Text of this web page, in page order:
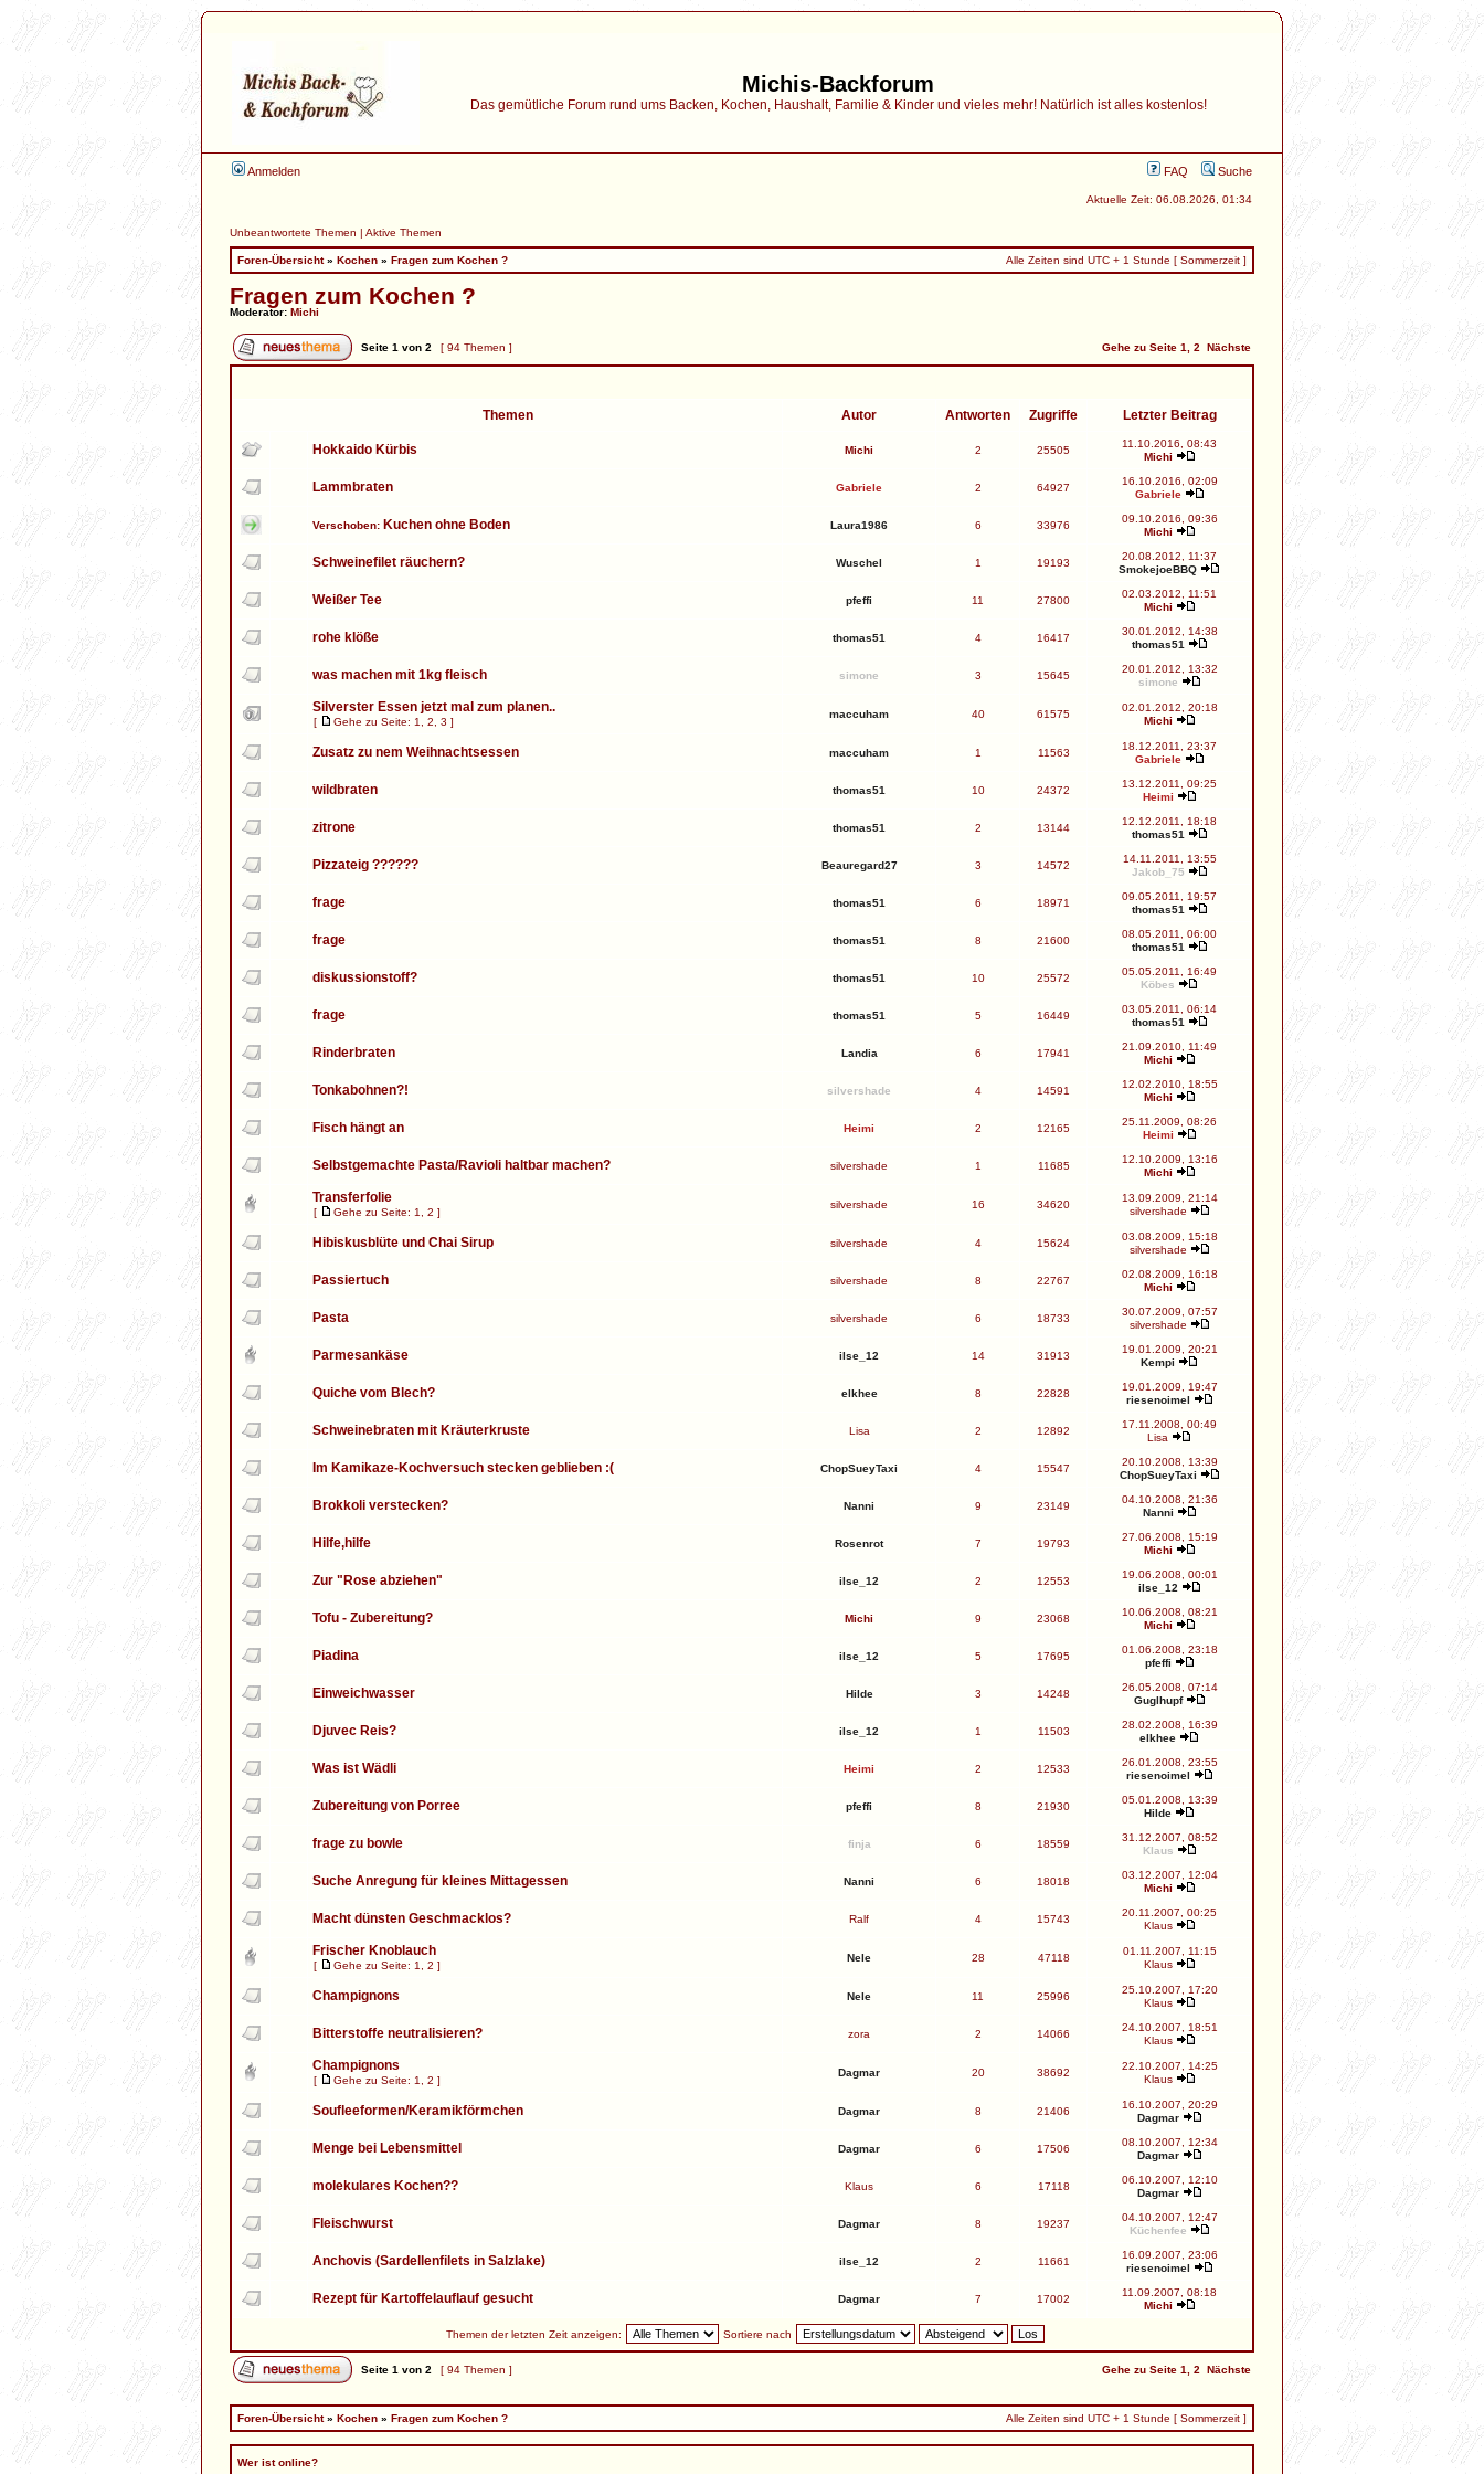
Michis-Backforum
Das gemütliche Forum rund ums Backen, Kochen, Haushalt, Familie & Kinder und vieles mehr! Natürlich ist alles kostenlos!
Anmelden FAQ Suche
Aktuelle Zeit: 06.08.2026, 01:34
Unbeantwortete Themen | Aktive Themen
Foren-Übersicht» Kochen » Fragen zum Kochen ? Alle Zeiten sind UTC + 1 Stunde [ Sommerzeit ]
Fragen zum Kochen ?
Moderator: Michi
Seite 1 von 2 [ 94 Themen ] Gehe zu Seite 1 2 Nächste
Themen Autor Antworten Zugriffe Letzter Beitrag
Hokkaido Kürbis Michi 2 25505
11.10.2016, 08:43
Michi
Lammbraten Gabriele 2 64927
16.10.2016, 02:09
Gabriele
Verschoben: Kuchen ohne Boden Laura1986 6 33976
09.10.2016, 09:36
Michi
Schweinefilet räuchern? Wuschel 1 19193
20.08.2012, 11:37
SmokejoeBBQ
Weißer Tee pfeffi 11 27800
02.03.2012, 11:51
Michi
rohe klöße thomas51 4 16417
30.01.2012, 14:38
thomas51
was machen mit 1kg fleisch simone 3 15645
20.01.2012, 13:32
simone
Silverster Essen jetzt mal zum planen..
[ Gehe zu Seite: 1 2 3 ]
maccuham 40 61575
02.01.2012, 20:18
Michi
Zusatz zu nem Weihnachtsessen maccuham 1 11563
18.12.2011, 23:37
Gabriele
wildbraten thomas51 10 24372
13.12.2011, 09:25
Heimi
zitrone thomas51 2 13144
12.12.2011, 18:18
thomas51
Pizzateig ?????? Beauregard27 3 14572
14.11.2011, 13:55
Jakob_75
frage thomas51 6 18971
09.05.2011, 19:57
thomas51
frage thomas51 8 21600
08.05.2011, 06:00
thomas51
diskussionstoff? thomas51 10 25572
05.05.2011, 16:49
Köbes
frage thomas51 5 16449
03.05.2011, 06:14
thomas51
Rinderbraten Landia 6 17941
21.09.2010, 11:49
Michi
Tonkabohnen?! silvershade 4 14591
12.02.2010, 18:55
Michi
Fisch hängt an Heimi 2 12165
25.11.2009, 08:26
Heimi
Selbstgemachte Pasta/Ravioli haltbar machen? silvershade 1 11685
12.10.2009, 13:16
Michi
Transferfolie
[ Gehe zu Seite: 1 2 ]
silvershade 16 34620
13.09.2009, 21:14
silvershade
Hibiskusblüte und Chai Sirup silvershade 4 15624
03.08.2009, 15:18
silvershade
Passiertuch silvershade 8 22767
02.08.2009, 16:18
Michi
Pasta silvershade 6 18733
30.07.2009, 07:57
silvershade
Parmesankäse ilse_12 14 31913
19.01.2009, 20:21
Kempi
Quiche vom Blech? elkhee 8 22828
19.01.2009, 19:47
riesenoimel
Schweinebraten mit Kräuterkruste Lisa 2 12892
17.11.2008, 00:49
Lisa
Im Kamikaze-Kochversuch stecken geblieben :( ChopSueyTaxi 4 15547
20.10.2008, 13:39
ChopSueyTaxi
Brokkoli verstecken? Nanni 9 23149
04.10.2008, 21:36
Nanni
Hilfe,hilfe Rosenrot 7 19793
27.06.2008, 15:19
Michi
Zur "Rose abziehen" ilse_12 2 12553
19.06.2008, 00:01
ilse_12
Tofu - Zubereitung? Michi 9 23068
10.06.2008, 08:21
Michi
Piadina ilse_12 5 17695
01.06.2008, 23:18
pfeffi
Einweichwasser Hilde 3 14248
26.05.2008, 07:14
Guglhupf
Djuvec Reis? ilse_12 1 11503
28.02.2008, 16:39
elkhee
Was ist Wädli Heimi 2 12533
26.01.2008, 23:55
riesenoimel
Zubereitung von Porree pfeffi 8 21930
05.01.2008, 13:39
Hilde
frage zu bowle finja 6 18559
31.12.2007, 08:52
Klaus
Suche Anregung für kleines Mittagessen Nanni 6 18018
03.12.2007, 12:04
Michi
Macht dünsten Geschmacklos? Ralf 4 15743
20.11.2007, 00:25
Klaus
Frischer Knoblauch
[ Gehe zu Seite: 1 2 ]
Nele 28 47118
01.11.2007, 11:15
Klaus
Champignons Nele 11 25996
25.10.2007, 17:20
Klaus
Bitterstoffe neutralisieren? zora 2 14066
24.10.2007, 18:51
Klaus
Champignons
[ Gehe zu Seite: 1 2 ]
Dagmar 20 38692
22.10.2007, 14:25
Klaus
Soufleeformen/Keramikförmchen Dagmar 8 21406
16.10.2007, 20:29
Dagmar
Menge bei Lebensmittel Dagmar 6 17506
08.10.2007, 12:34
Dagmar
molekulares Kochen?? Klaus 6 17118
06.10.2007, 12:10
Dagmar
Fleischwurst Dagmar 8 19237
04.10.2007, 12:47
Küchenfee
Anchovis (Sardellenfilets in Salzlake) ilse_12 2 11661
16.09.2007, 23:06
riesenoimel
Rezept für Kartoffelauflauf gesucht Dagmar 7 17002
11.09.2007, 08:18
Michi
Themen der letzten Zeit anzeigen: Sortiere nach
Seite 1 von 2 [ 94 Themen ] Gehe zu Seite 1 2 Nächste
Foren-Übersicht» Kochen » Fragen zum Kochen ? Alle Zeiten sind UTC + 1 Stunde [ Sommerzeit ]
Wer ist online?